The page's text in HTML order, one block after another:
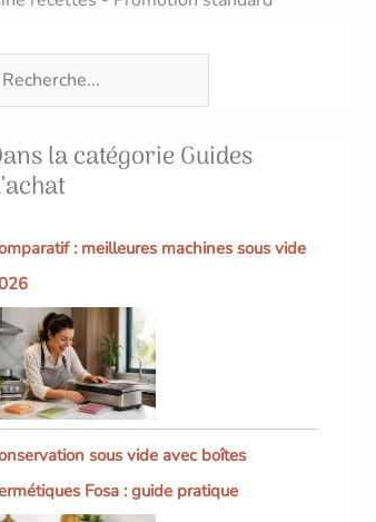
la catégorie Guides
: meilleures machines sous vide
sous vide avec boîtes
Fosa : guide pratique